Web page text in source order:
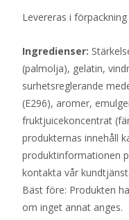
Levereras i
Ingredienser:
(palmolja), gelatin,
surhetsreglerande
(E296), aromer,
fruktjuicekoncentrat
produkternas innehåll
produktinformationen
kontakta vår kundtjänst.
Bäst före: Produkten
om inget annat anges.